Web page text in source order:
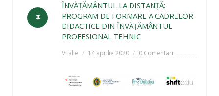
ÎNVĂȚĂMÂNTUL LA DISTANȚĂ:
PROGRAM DE FORMARE A CADRELOR
DIDACTICE DIN ÎNVĂȚĂMÂNTUL
PROFESIONAL TEHNIC
Vitalie 14 aprilie 2020 0 Comentarii